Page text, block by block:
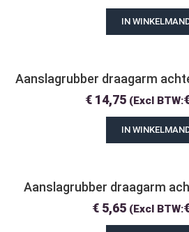
IN
Aanslagrubber draagarm
€14,75 (Excl BTW:
IN
Aanslagrubber draagarm
€5,65 (Excl BTW: